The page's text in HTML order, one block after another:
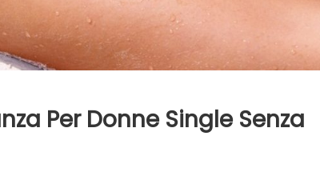
Per Donne Single Senza